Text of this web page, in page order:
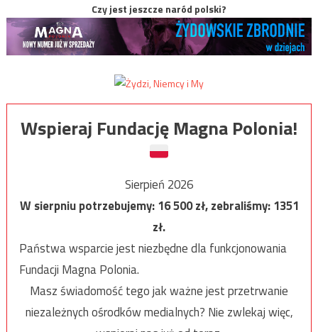
Czy jest jeszcze naród polski?
Wspieraj Fundację Magna Polonia!
Sierpień 2026
W sierpniu potrzebujemy:16 500zł, zebraliśmy:1351
zł.
Państwa wsparcie jest niezbędne dla funkcjonowania
Fundacji Magna Polonia.
Masz świadomość tego jak ważne jest przetrwanie
niezależnych ośrodków medialnych? Nie zwlekaj więc,